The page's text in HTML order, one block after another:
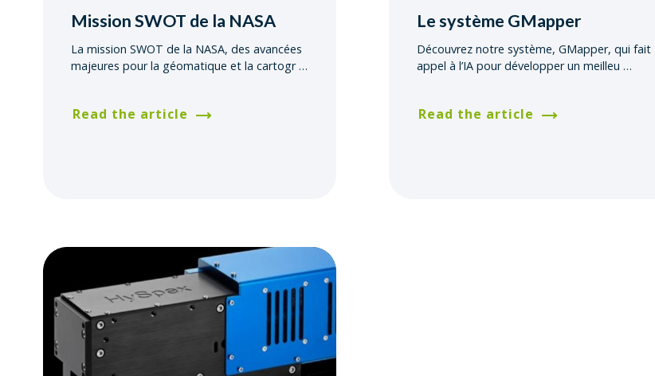
Mission SWOT de la NASA
La mission SWOT de la NASA, des avancées
majeures pour la géomatique et la cartogr…
Read the article
Le système GMapper
Découvrez notre système, GMapper, qui fait
appel à l’IA pour développer un meilleu …
Read the article